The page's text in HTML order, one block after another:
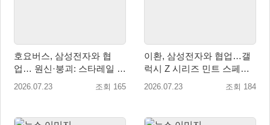
호요버스, 삼성전자와 협
업… 원신·붕괴: 스타레일 갤
럭시 테마 출시
2026.07.23 조회 165
이환, 삼성전자와 협업…갤
럭시 Z 시리즈 민트 스페셜
테마 제공
2026.07.23 조회 184